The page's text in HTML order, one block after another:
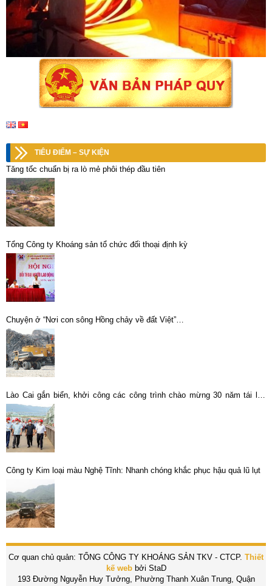
TIÊU ĐIỂM – SỰ KIỆN
Tăng tốc chuẩn bị ra lò mẻ phôi thép đầu tiên
Tổng Công ty Khoáng sản tổ chức đối thoại định kỳ
Chuyện ở “Nơi con sông Hồng chảy về đất Việt”…
Lào Cai gắn biển, khởi công các công trình chào mừng 30 năm tái lập
tỉnh
Công ty Kim loại màu Nghệ Tĩnh: Nhanh chóng khắc phục hậu quả lũ lụt
Cơ quan chủ quản: TỔNG CÔNG TY KHOÁNG SẢN TKV - CTCP. Thiết
kế webbởi StaD
193 Đường Nguyễn Huy Tưởng, Phường Thanh Xuân Trung, Quận